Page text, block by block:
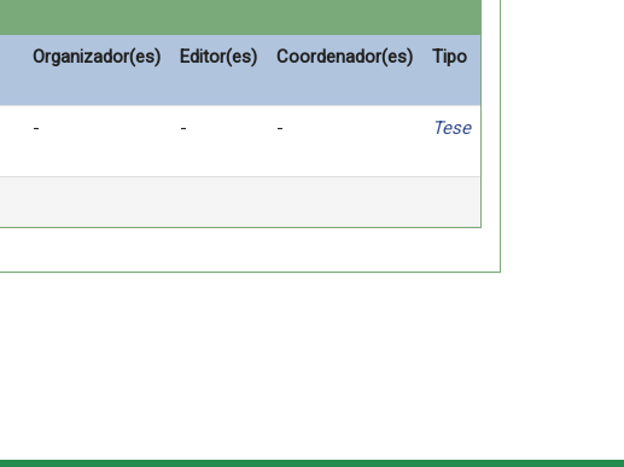
Organizador(es) Editor(es) Coordenador(es) Tipo
- - - Tese